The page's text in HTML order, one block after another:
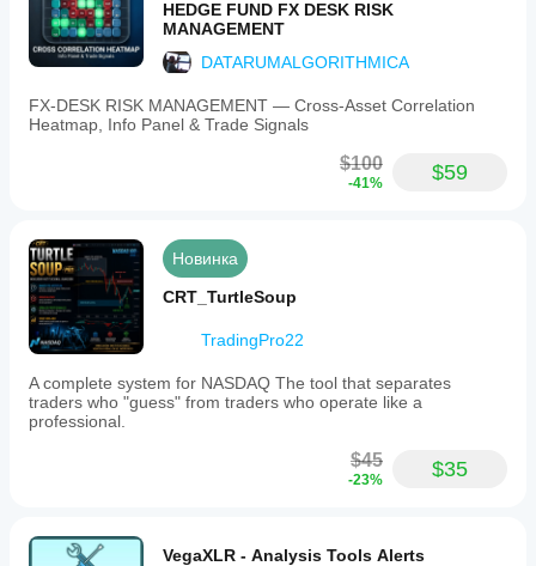
HEDGE FUND FX DESK RISK
MANAGEMENT
DATARUMALGORITHMICA
FX‑DESK RISK MANAGEMENT — Cross‑Asset Correlation
Heatmap, Info Panel & Trade Signals
$100
-41% $59
Новинка
CRT_TurtleSoup
TradingPro22
A complete system for NASDAQ The tool that separates
traders who "guess" from traders who operate like a
professional.
$45
-23% $35
VegaXLR - Analysis Tools Alerts